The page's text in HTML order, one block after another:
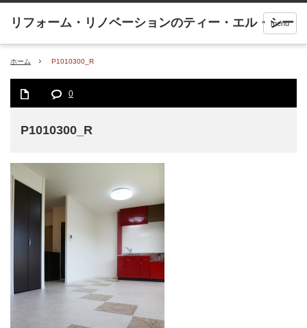
menu
ホーム P1010300_R
0
P1010300_R